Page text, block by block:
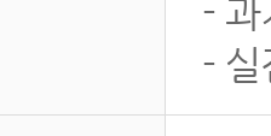
- 과
- 실